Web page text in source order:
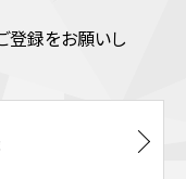
登録をお願いし